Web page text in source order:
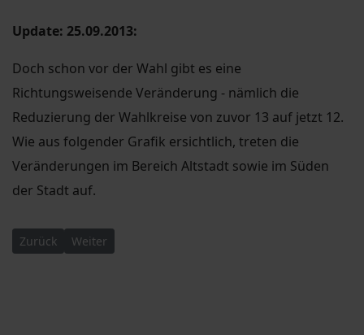
Update: 25.09.2013:
Doch schon vor der Wahl gibt es eine
Richtungsweisende Veränderung - nämlich die
Reduzierung der Wahlkreise von zuvor 13 auf jetzt 12.
Wie aus folgender Grafik ersichtlich, treten die
Veränderungen im Bereich Altstadt sowie im Süden
der Stadt auf.
Vorheriger Beitrag: Ortsbeirat Oktober 2013
Zurück Nächster Beitrag: Ergbnisse der Bundestagswahl
Weiter